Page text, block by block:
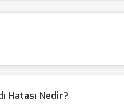
Hatası Nedir?